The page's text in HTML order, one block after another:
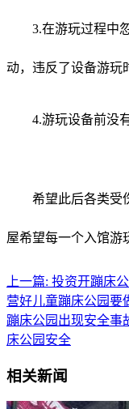
3.在游玩过程中
动，违反了设备游玩
4.游玩设备前没
希望此后各类受
屋希望每一个入馆游
上一篇: 投资开蹦床
营好儿童蹦床公园要
蹦床公园出现安全事
床公园安全
相关新闻